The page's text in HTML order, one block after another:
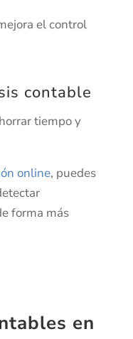
el control
contable
tiempo y
online, puedes
forma más
en